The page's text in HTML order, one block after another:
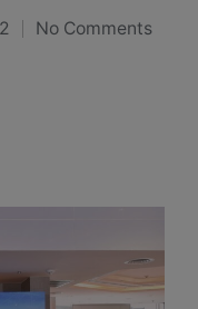
No Comments